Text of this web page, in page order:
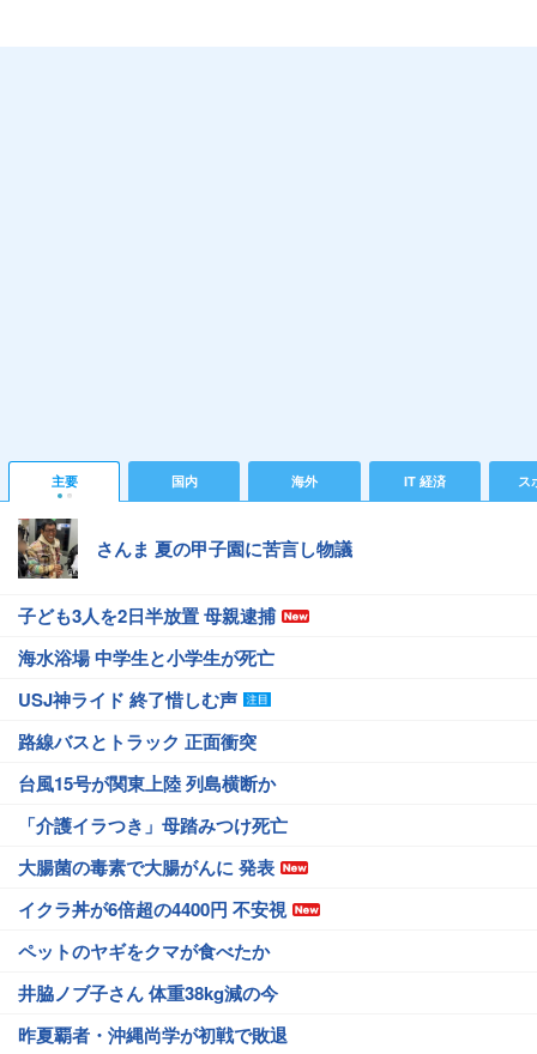
主要 国内 海外 IT 経済 ス
さんま 夏の甲子園に苦言し物議
子ども3人を2日半放置 母親逮捕
海水浴場 中学生と小学生が死亡
USJ神ライド 終了惜しむ声
路線バスとトラック 正面衝突
台風15号が関東上陸 列島横断か
「介護イラつき」母踏みつけ死亡
大腸菌の毒素で大腸がんに 発表
イクラ丼が6倍超の4400円 不安視
ペットのヤギをクマが食べたか
井脇ノブ子さん 体重38kg減の今
昨夏覇者・沖縄尚学が初戦で敗退